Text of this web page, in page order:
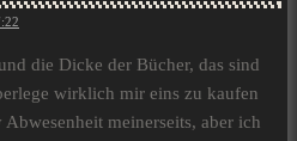
die Dicke der Bücher, das sind
wirklich mir eins zu kaufen
meinerseits, aber ich